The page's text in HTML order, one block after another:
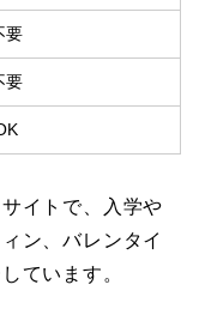
要
要
イトで、入学や
ン、バレンタイ
ています。